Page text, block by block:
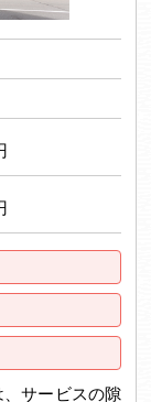
、サービスの隙